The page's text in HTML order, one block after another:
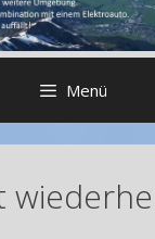
Menü